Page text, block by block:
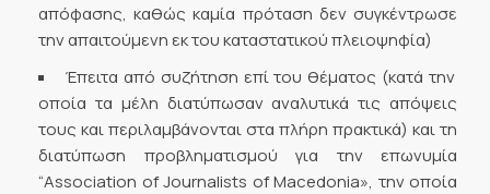
απόφασης, καθώς καμία πρόταση δεν συγκέντρωσε
την απαιτούμενη εκ του καταστατικού πλειοψηφία)
Έπειτα από συζήτηση επί του θέματος (κατά την
οποία τα μέλη διατύπωσαν αναλυτικά τις απόψεις
τους και περιλαμβάνονται στα πλήρη πρακτικά) και τη
διατύπωση προβληματισμού για την επωνυμία
“Association of Journalists of Macedonia», την οποία